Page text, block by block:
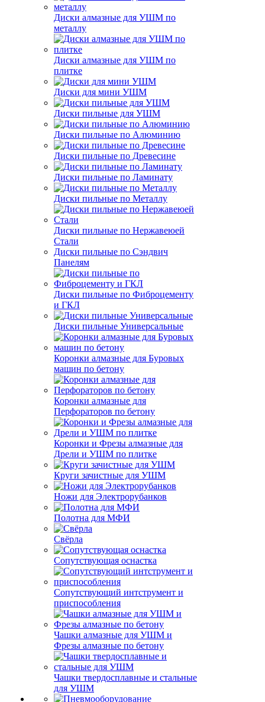
Диски алмазные для УШМ по
металлу
Диски алмазные для УШМ по
плитке
Диски для мини УШМ
Диски пильные для УШМ
Диски пильные по Алюминию
Диски пильные по Древесине
Диски пильные по Ламинату
Диски пильные по Металлу
Диски пильные по Нержавеюей
Стали
Диски пильные по Сэндвич
Панелям
Диски пильные по Фиброцементу
и ГКЛ
Диски пильные Универсальные
Коронки алмазные для Буровых
машин по бетону
Коронки алмазные для
Перфораторов по бетону
Коронки и Фрезы алмазные для
Дрели и УШМ по плитке
Круги зачистные для УШМ
Ножи для Электрорубанков
Полотна для МФИ
Свёрла
Сопутствующая оснастка
Сопутствующий интструмент и
приспособления
Чашки алмазные для УШМ и
Фрезы алмазные по бетону
Чашки твердосплавные и стальные
для УШМ